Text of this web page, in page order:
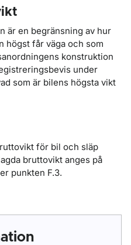
är en begränsning av hur
högst får väga och som
konstruktion
under
som är bilens högsta vikt
för bil och släp
bruttovikt anges på
punkten F.3.